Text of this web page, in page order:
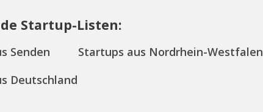
Startup-Listen:
Senden
Startups aus Nordrhein-Westfalen
Deutschland